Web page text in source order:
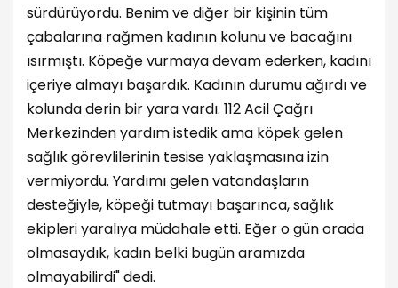
sürdürüyordu. Benim ve diğer bir kişinin tüm
çabalarına rağmen kadının kolunu ve bacağını
ısırmıştı. Köpeğe vurmaya devam ederken, kadını
içeriye almayı başardık. Kadının durumu ağırdı ve
kolunda derin bir yara vardı. 112 Acil Çağrı
Merkezinden yardım istedik ama köpek gelen
sağlık görevlilerinin tesise yaklaşmasına izin
vermiyordu. Yardımı gelen vatandaşların
desteğiyle, köpeği tutmayı başarınca, sağlık
ekipleri yaralıya müdahale etti. Eğer o gün orada
olmasaydık, kadın belki bugün aramızda
olmayabilirdi" dedi.